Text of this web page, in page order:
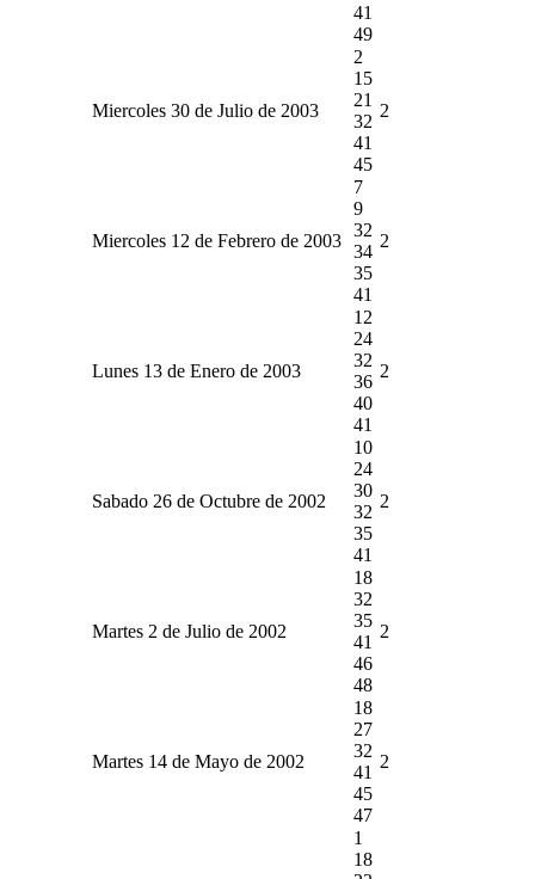
41
49
Miercoles 30 de Julio de 2003
2
15
21
32
41
45
2
Miercoles 12 de Febrero de 2003
7
9
32
34
35
41
2
Lunes 13 de Enero de 2003
12
24
32
36
40
41
2
Sabado 26 de Octubre de 2002
10
24
30
32
35
41
2
Martes 2 de Julio de 2002
18
32
35
41
46
48
2
Martes 14 de Mayo de 2002
18
27
32
41
45
47
2
1
18